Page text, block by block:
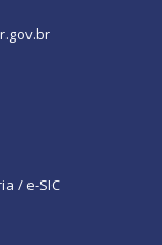
/ e-SIC